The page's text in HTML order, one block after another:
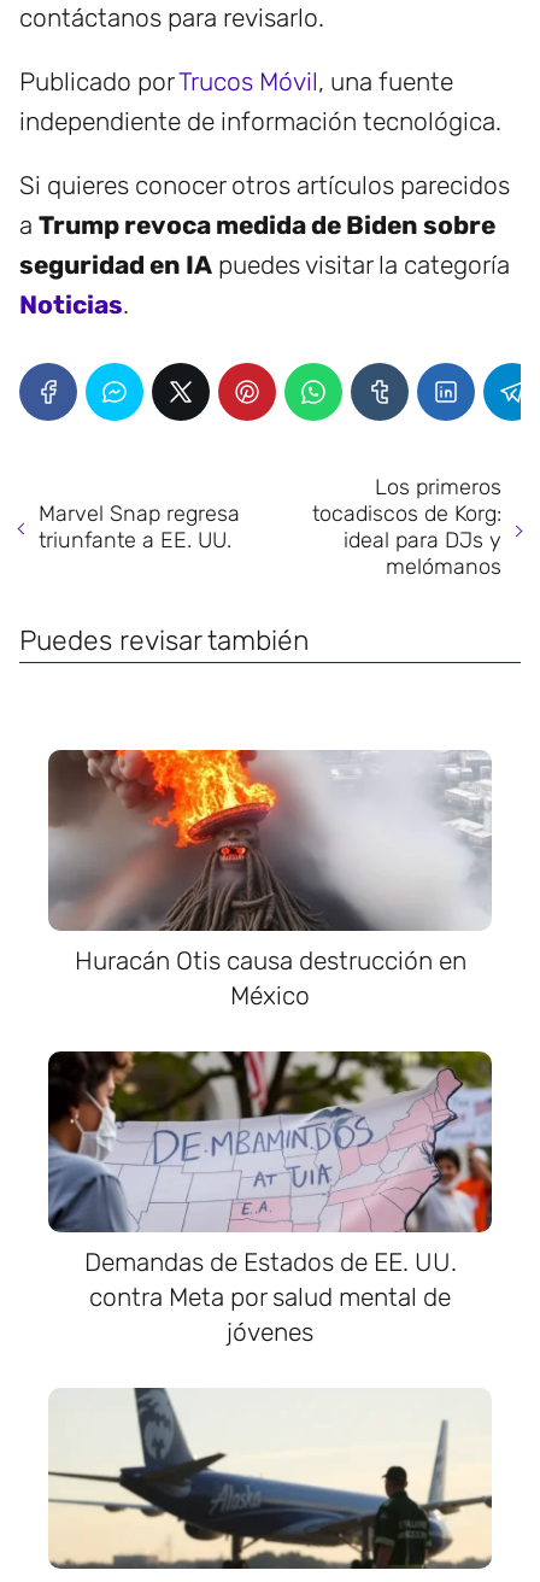
contáctanos para revisarlo.
Publicado porTrucos Móvil, una fuente
independiente de información tecnológica.
Si quieres conocer otros artículos parecidos
a Trump revoca medida de Biden sobre
seguridad en IA puedes visitar la categoría
Noticias.
Marvel Snap regresa
triunfante a EE. UU.
Los primeros
tocadiscos de Korg:
ideal para DJs y
melómanos
Puedes revisar también
Huracán Otis causa destrucción en
México
Demandas de Estados de EE. UU.
contra Meta por salud mental de
jóvenes